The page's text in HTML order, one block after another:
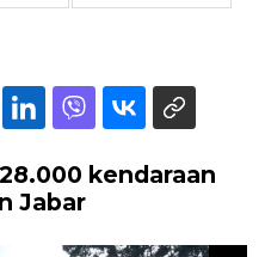
kendaraan
Jabar